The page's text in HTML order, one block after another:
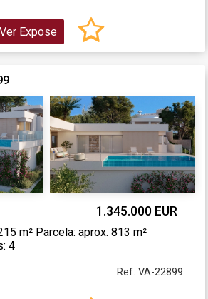
Ver Expose
1.345.000 EUR
m² Parcela: aprox. 813 m²
4
Ref. VA-22899